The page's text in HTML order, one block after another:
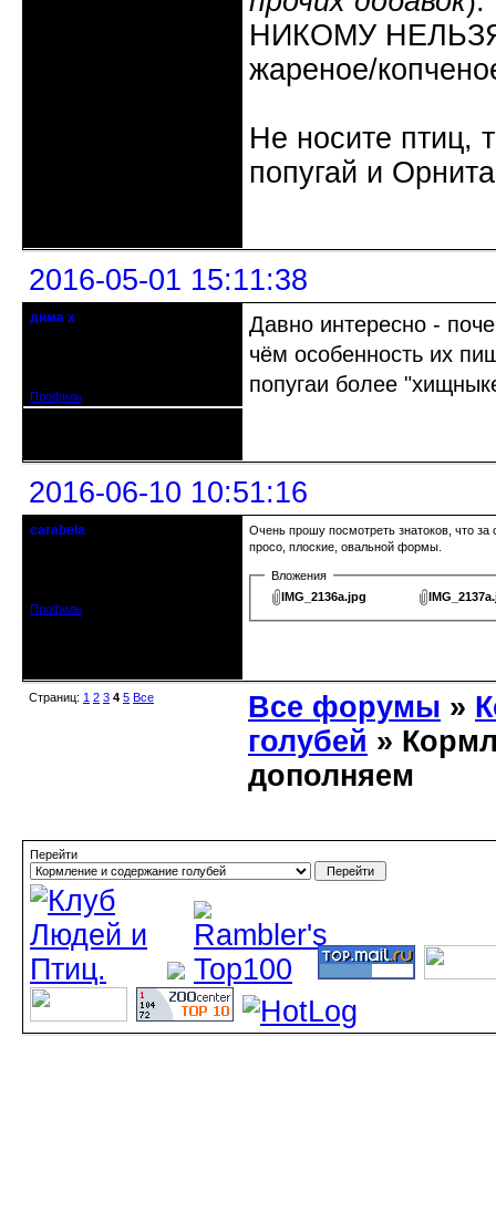
НИКОМУ НЕЛЬЗЯ:
жареное/
Не носите птиц,
попугай и
2016-05-01 15:11:38
дима х
Профиль
Давно интересно -
чём особенность их
попугаи более
2016-06-10 10:51:16
carabela
Профиль
Очень прошу посмотреть знатоков, что
просо, плоские, овальной формы.
Вложения
IMG_2136а.jpg
Страниц: 1 2 3 4 5 Все Все форумы »
голубей »
дополняем
Перейти